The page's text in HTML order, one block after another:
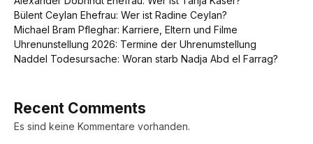
Bülent Ceylan Ehefrau: Wer ist Radine Ceylan?
Michael Bram Pfleghar: Karriere, Eltern und Filme
Uhrenunstellung 2026: Termine der Uhrenumstellung
Naddel Todesursache: Woran starb Nadja Abd el Farrag?
Recent Comments
Es sind keine Kommentare vorhanden.